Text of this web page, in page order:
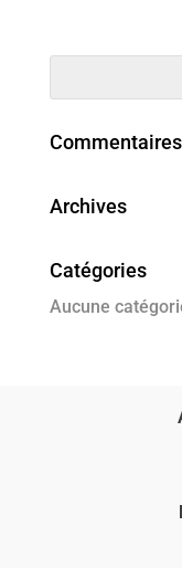
Archives
Catégories
Aucune